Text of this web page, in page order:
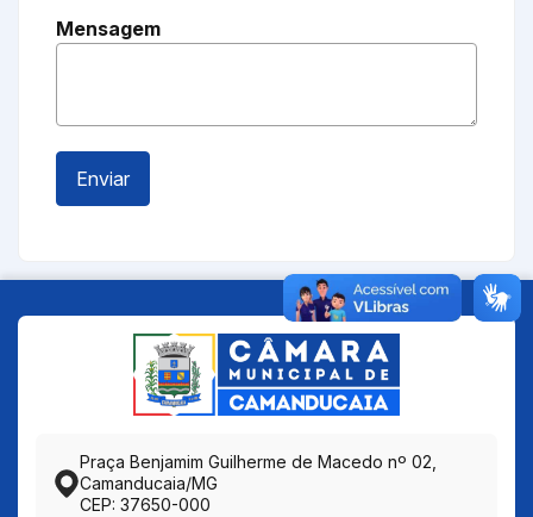
Mensagem
Enviar
Praça Benjamim Guilherme de Macedo nº 02,
Camanducaia/MG
CEP: 37650-000